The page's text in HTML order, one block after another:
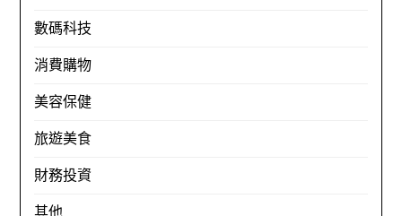
數碼科技
消費購物
美容保健
旅遊美食
財務投資